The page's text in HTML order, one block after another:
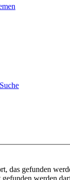
Suche
das gefunden
werden